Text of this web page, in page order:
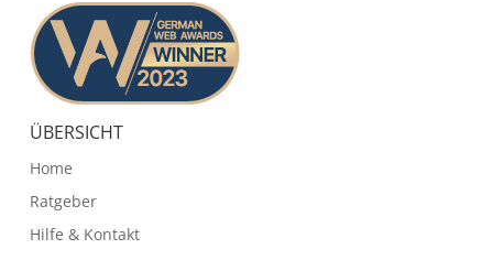
ÜBERSICHT
Home
Ratgeber
Hilfe & Kontakt